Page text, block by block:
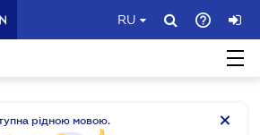
RU
рідною мовою.